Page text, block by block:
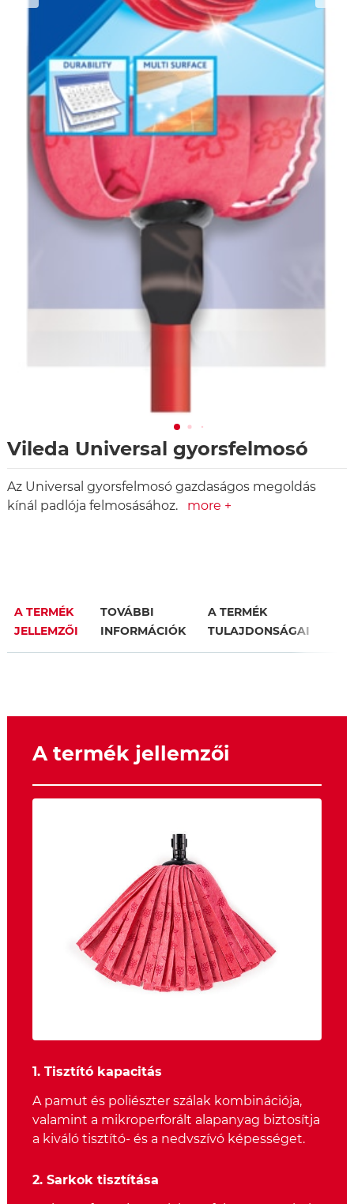
Vileda Universal gyorsfelmosó
Az Universal gyorsfelmosó gazdaságos megoldás
kínál padlója felmosásához.
more +
A TERMÉK
JELLEMZŐI
TOVÁBBI
INFORMÁCIÓK
A TERMÉK
TULAJDONSÁGAI
A termék jellemzői
1. Tisztító kapacitás
A pamut és poliészter szálak kombinációja,
valamint a mikroperforált alapanyag biztosítja
a kiváló tisztító- és a nedvszívó képességet.
2. Sarkok tisztítása